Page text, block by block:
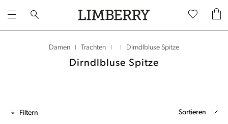
Damen Trachten Dirndlbluse Spitze
Dirndlbluse Spitze
Filtern Sortieren